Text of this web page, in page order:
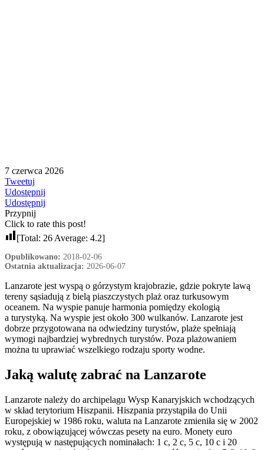
7 czerwca 2026
Tweetuj
Udostępnij
Udostępnij
Przypnij
Click to rate this post!
[Total: 26Average: 4.2]
Opublikowano: 2018-02-06
Ostatnia aktualizacja: 2026-06-07
Lanzarote jest wyspą o górzystym krajobrazie, gdzie pokryte lawą
tereny sąsiadują z bielą piaszczystych plaż oraz turkusowym
oceanem. Na wyspie panuje harmonia pomiędzy ekologią
a turystyką. Na wyspie jest około 300 wulkanów. Lanzarote jest
dobrze przygotowana na odwiedziny turystów, plaże spełniają
wymogi najbardziej wybrednych turystów. Poza plażowaniem
można tu uprawiać wszelkiego rodzaju sporty wodne.
Jaką walutę zabrać na Lanzarote
Lanzarote należy do archipelagu Wysp Kanaryjskich wchodzących
w skład terytorium Hiszpanii. Hiszpania przystąpiła do Unii
Europejskiej w 1986 roku, waluta na Lanzarote zmieniła się w 2002
roku, z obowiązującej wówczas pesety na euro. Monety euro
występują w następujących nominałach: 1 c, 2 c, 5 c, 10 c i 20